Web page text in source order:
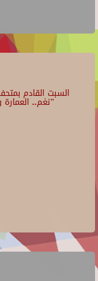
السبت القادم
"نغم.. العمارة